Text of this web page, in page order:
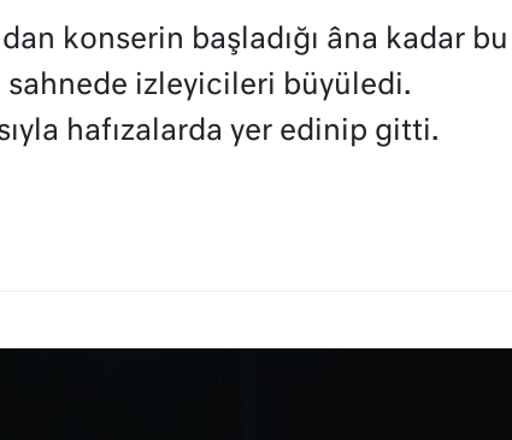
konserin başladığı âna kadar bu
izleyicileri büyüledi.
hafızalarda yer edinip gitti.